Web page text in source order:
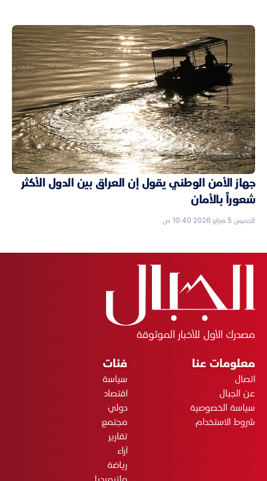
جهاز الأمن الوطني يقول إن العراق بين الدول الأكثر
شعوراً بالأمان
الخميس 5 فبراير 2026 10:40 ص
مصدرك الأول للأخبار الموثوقة
معلومات عنا
اتصال
عن الجبال
سياسة الخصوصية
شروط الاستخدام
فئات
سياسة
اقتصاد
دولي
مجتمع
تقارير
آراء
رياضة
ملتيميديا